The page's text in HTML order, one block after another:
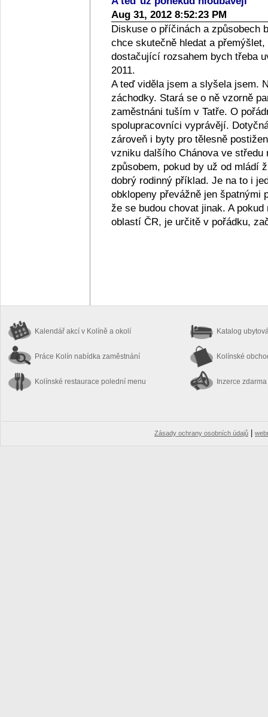
Aug 31, 2012 8:52:23 PM
Diskuse o příčinách a způsobech
chce skutečně hledat a
dostačující rozsahem bych třeba
2011.
A teď viděla jsem a slyšela jsem.
záchodky. Stará se o ně vzorně
zaměstnáni tuším v Tatře. O
spolupracovníci vyprávějí.
zároveň i byty pro tělesně
vzniku dalšího Chánova ve
způsobem, pokud by už od mládí
dobrý rodinný příklad. Je na to i
obklopeny převážně jen špatnými
že se budou chovat jinak. A
oblastí ČR, je určitě v pořádku,
Kalendář akcí v Kolíně a okolí
Práce Kolín nabídka zaměstnání
Kolínské restaurace polední menu
Katalog
Kolínské
Inzerce zdarma
Zásady ochrany osobních údajů